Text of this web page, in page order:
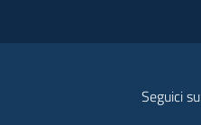
Seguici su